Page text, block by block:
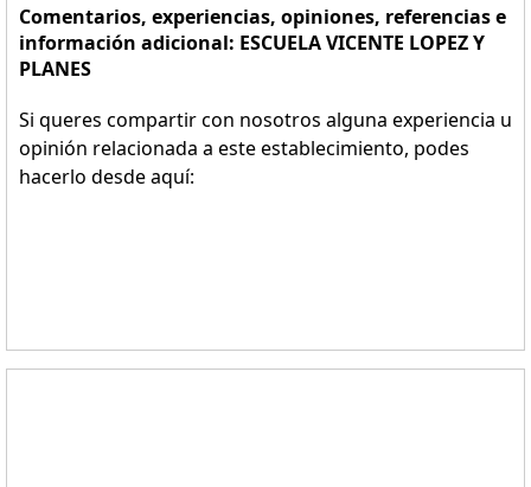
Comentarios, experiencias, opiniones, referencias e
información adicional: ESCUELA VICENTE LOPEZ Y
PLANES
Si queres compartir con nosotros alguna experiencia u
opinión relacionada a este establecimiento, podes
hacerlo desde aquí: